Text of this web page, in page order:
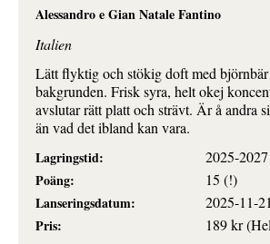
Alessandro e Gian Natale Fantino
Italien
Lätt flyktig och stökig doft med
bakgrunden. Frisk syra, helt okej
avslutar rätt platt och strävt. Är å andra
än vad det ibland kan vara.
Lagringstid:
2025-2027
Poäng:
15 (!)
Lanseringsdatum:
2025-11-21
Pris:
189 kr